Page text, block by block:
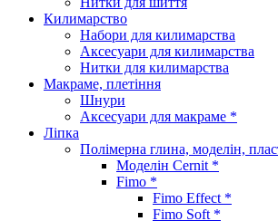
Килимарство
Набори для килимарства
Аксесуари для килимарства
Нитки для килимарства
Макраме, плетіння
Шнури
Аксесуари для макраме *
Ліпка
Полімерна глина, моделін,
Моделін Cernit *
Fimo *
Fimo Effect *
Fimo Soft *